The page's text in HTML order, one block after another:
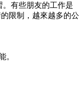
。有些朋友的工作是
限制，越來越多的公
。